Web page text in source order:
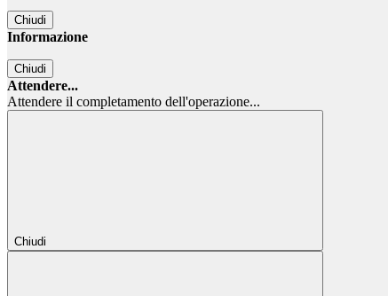
Chiudi
Informazione
Chiudi
Attendere...
Attendere il completamento dell'operazione...
Chiudi